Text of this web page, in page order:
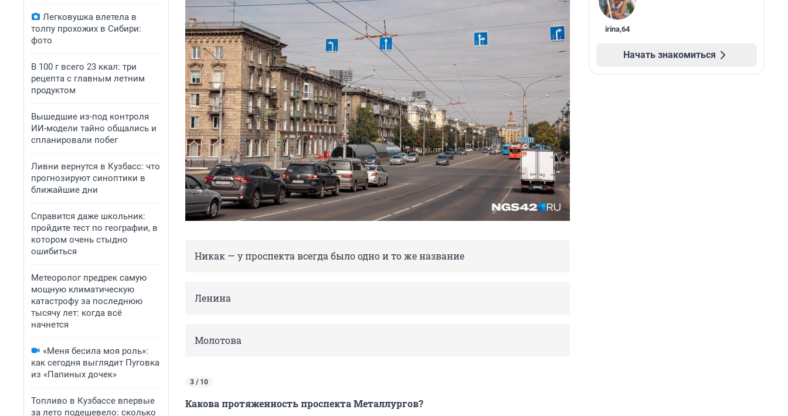
Легковушка влетела в
толпу прохожих в Сибири:
фото
В 100 г всего 23 ккал: три
рецепта с главным летним
продуктом
Вышедшие из-под контроля
ИИ-модели тайно общались и
спланировали побег
Ливни вернутся в Кузбасс: что
прогнозируют синоптики в
ближайшие дни
Справится даже школьник:
пройдите тест по географии, в
котором очень стыдно
ошибиться
Метеоролог предрек самую
мощную климатическую
катастрофу за последнюю
тысячу лет: когда всё
начнется
«Меня бесила моя роль»:
как сегодня выглядит Пуговка
из «Папиных дочек»
Топливо в Кузбассе впервые
за лето подешевело: сколько
Никак — у проспекта всегда было одно и то же название
Ленина
Молотова
3 / 10
Какова протяженность проспекта Металлургов?
irina,64
Начать знакомиться